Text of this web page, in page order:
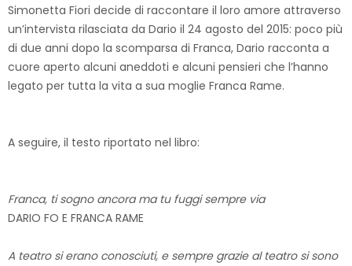
Simonetta Fiori decide di raccontare il loro amore attraverso
un’intervista rilasciata da Dario il 24 agosto del 2015: poco più
di due anni dopo la scomparsa di Franca, Dario racconta a
cuore aperto alcuni aneddoti e alcuni pensieri che l’hanno
legato per tutta la vita a sua moglie Franca Rame.
A seguire, il testo riportato nel libro:
Franca, ti sogno ancora ma tu fuggi sempre via
DARIO FO E FRANCA RAME
A teatro si erano conosciuti, e sempre grazie al teatro si sono